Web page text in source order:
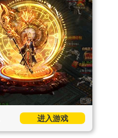
进入游戏